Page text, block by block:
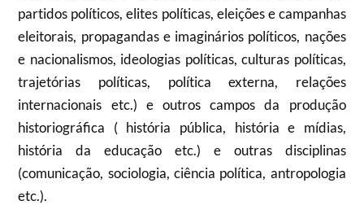
partidos políticos, elites políticas, eleições e campanhas
eleitorais, propagandas e imaginários políticos, nações
e nacionalismos, ideologias políticas, culturas políticas,
trajetórias políticas, política externa, relações
internacionais etc.) e outros campos da produção
historiográfica ( história pública, história e mídias,
história da educação etc.) e outras disciplinas
(comunicação, sociologia, ciência política, antropologia
etc.).